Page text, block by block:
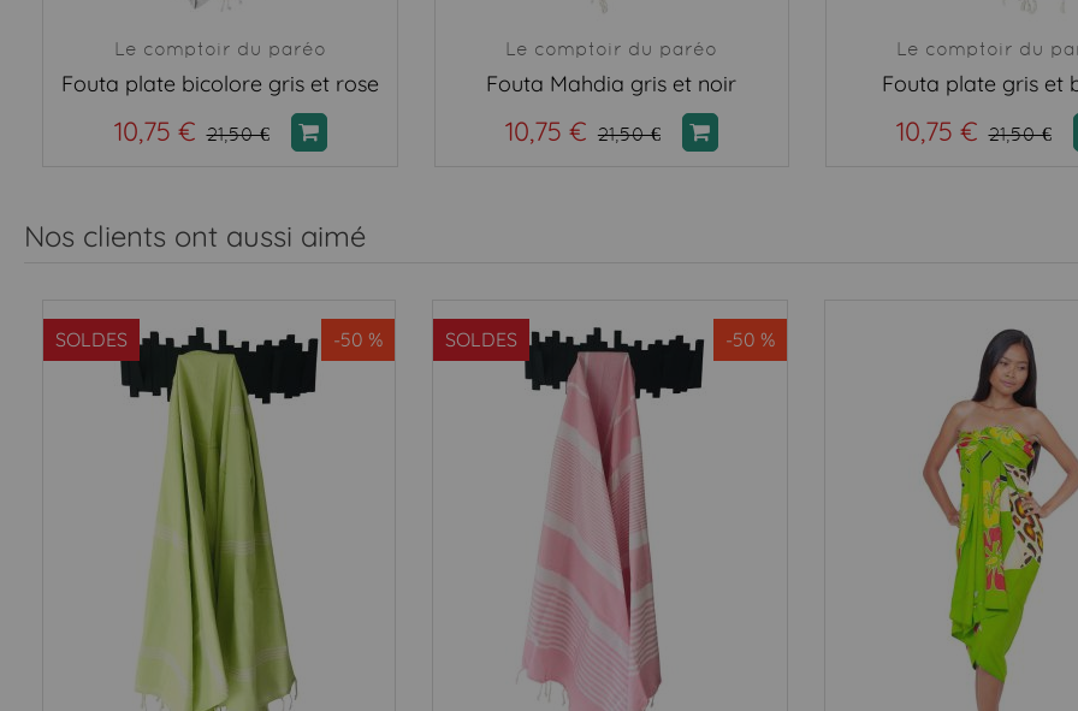
Le comptoir du paréo
Fouta plate bicolore gris et rose
10,75 € 21,50 €
Le comptoir du paréo
Fouta Mahdia gris et noir
10,75 € 21,50 €
Le comptoir du
Fouta plate gris et
10,75 € 21,50 €
Nos clients ont aussi aimé
SOLDES -50 % SOLDES -50 %